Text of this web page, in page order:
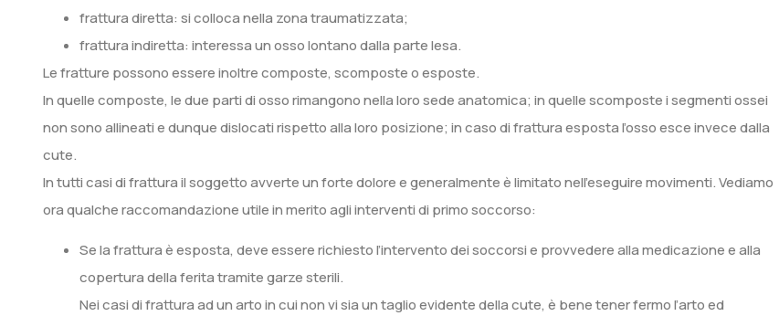
frattura diretta: si colloca nella zona traumatizzata;
frattura indiretta: interessa un osso lontano dalla parte lesa.
Le fratture possono essere inoltre composte, scomposte o esposte.
In quelle composte, le due parti di osso rimangono nella loro sede anatomica; in quelle scomposte i segmenti ossei
non sono allineati e dunque dislocati rispetto alla loro posizione; in caso di frattura esposta l’osso esce invece dalla
cute.
In tutti casi di frattura il soggetto avverte un forte dolore e generalmente è limitato nell’eseguire movimenti. Vediamo
ora qualche raccomandazione utile in merito agli interventi di primo soccorso:
Se la frattura è esposta, deve essere richiesto l’intervento dei soccorsi e provvedere alla medicazione e alla
copertura della ferita tramite garze sterili.
Nei casi di frattura ad un arto in cui non vi sia un taglio evidente della cute, è bene tener fermo l’arto ed